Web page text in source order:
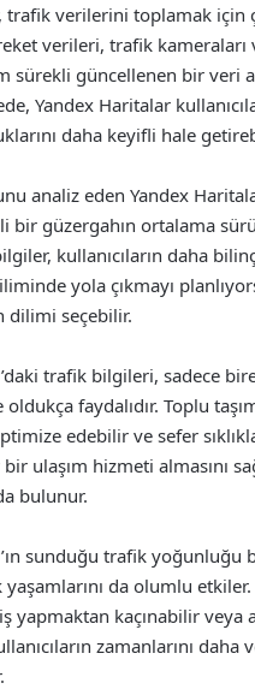
trafik verilerini toplamak için
verileri, trafik
sürekli güncellenen bir veri
Yandex Haritalar
daha keyifli hale
analiz eden Yandex
bir güzergahın ortalama
kullanıcıların daha
yola çıkmayı
dilimi seçebilir.
trafik bilgileri, sadece
faydalıdır. Toplu
edebilir ve sefer
bir ulaşım hizmeti almasını
bulunur.
sunduğu trafik yoğunluğu
da olumlu
yapmaktan kaçınabilir veya
zamanlarını